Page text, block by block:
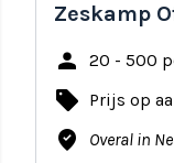
Zeskamp
person 20 - 500
local_offer Prijs op
where_to_vote Overal in